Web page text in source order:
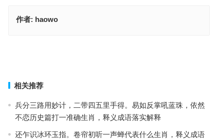
作者: haowo
相关推荐
兵分三路用妙计，二带四五里手得。易如反掌吼蓝珠，依然
不恋历史篇打一准确生肖，释义成语落实解释
还乍识冰环玉指。卷帘初听一声蝉代表什么生肖，释义成语